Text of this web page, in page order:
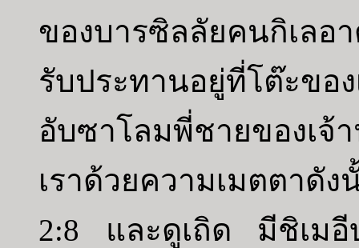
ของบารซิลลัยคนกิเลอ
รับประทานอยู่ที่โต๊ะขอ
อับซาโลมพี่ชายของเ
เราด้วยความเมตตาดั
2:8 และดูเถิด มีชิเมอี